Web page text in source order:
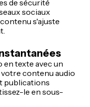
de sécurité
sociaux
s'ajuste
en texte avec un
contenu audio
publications
le en sous-